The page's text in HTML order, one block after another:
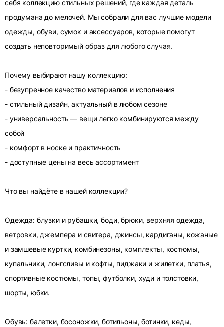
себя коллекцию стильных решений, где каждая деталь
продумана до мелочей. Мы собрали для вас лучшие модели
одежды, обуви, сумок и аксессуаров, которые помогут
создать неповторимый образ для любого случая.
Почему выбирают нашу коллекцию:
- безупречное качество материалов и исполнения
- стильный дизайн, актуальный в любом сезоне
- универсальность — вещи легко комбинируются между
собой
- комфорт в носке и практичность
- доступные цены на весь ассортимент
Что вы найдёте в нашей коллекции?
Одежда: блузки и рубашки, боди, брюки, верхняя одежда,
ветровки, джемпера и свитера, джинсы, кардиганы, кожаные
и замшевые куртки, комбинезоны, комплекты, костюмы,
купальники, лонгсливы и кофты, пиджаки и жилетки, платья,
спортивные костюмы, топы, футболки, худи и толстовки,
шорты, юбки.
Обувь: балетки, босоножки, ботильоны, ботинки, кеды,